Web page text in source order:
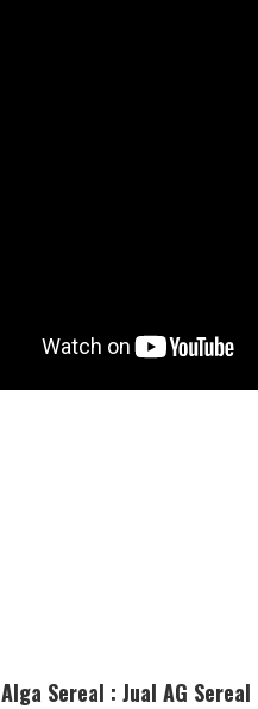
Alga Sereal : Jual AG Sereal